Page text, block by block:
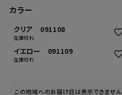
カラー
クリア 091108
在庫切れ
イエロー 091109
在庫切れ
この地域へのお届け日は表示できません